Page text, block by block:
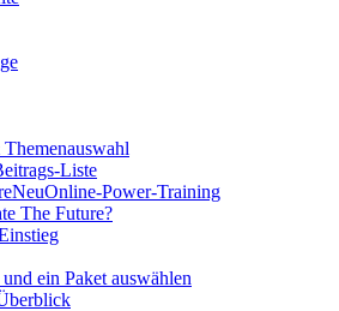
Liste
NeuOnline-Power-Training
The Future?
und ein Paket auswählen